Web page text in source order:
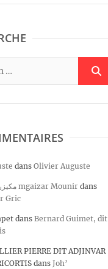
dans Olivier Auguste
مكيزر منير mgaizar Mounir dans
Gric
dans Bernard Guimet, dit
PIERRE DIT ADJINVAR
dans Joh’